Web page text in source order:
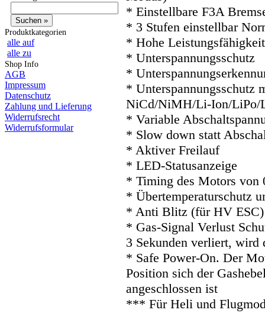
Produktkategorien
alle auf
alle zu
Shop Info
AGB
Impressum
Datenschutz
Zahlung und Lieferung
Widerrufsrecht
Widerrufsformular
* Einstellbare F3A
* 3 Stufen einstellbar
* Hohe
* Unterspannungsschutz
*
* Unterspannungsschutz
NiCd/NiMH/Li-Ion/LiPo/
* Variable
* Slow down statt
* Aktiver Freilauf
* LED-Statusanzeige
* Timing des Motors von
* Übertemperaturschutz
* Anti Blitz (für HV ESC)
* Gas-Signal Verlust
3 Sekunden verliert, wird
* Safe Power-On. Der
Position sich der
angeschlossen ist
*** Für Heli und